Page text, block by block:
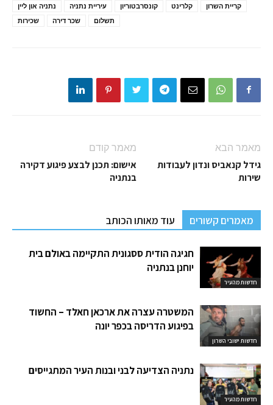
נתניה און ליין
עיריית נתניה קונסרבטוריון קלרינט
קריית השרון
שכירות
שכר דירה תשלום
מאמר קודם
אישום: תכנן לבצע פיגוע דקירה
בנתניה
מאמר הבא
גידל קנאביס ונדון לעבודות
שירות
מאמרים קשורים עוד מאותו הכותב
חדשות מהעיר
חגיגה הודית ססגונית התקיימה באולם בית
יוחנן בנתניה
חדשות ישובי השרון
המשטרה עצרה את ארכאן חאלד – החשוד
בפיגוע הדריסה בכפר יונה
חדשות מהעיר
נתניה הצדיעה לבני ובנות העיר המתגייסים